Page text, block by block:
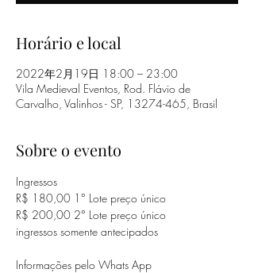
Horário e local
2022年2月19日 18:00 – 23:00
Vila Medieval Eventos, Rod. Flávio de
Carvalho, Valinhos - SP, 13274-465, Brasil
Sobre o evento
Ingressos
R$ 180,00 1° Lote preço único
R$ 200,00 2° Lote preço único
ingressos somente antecipados
Informações pelo Whats App